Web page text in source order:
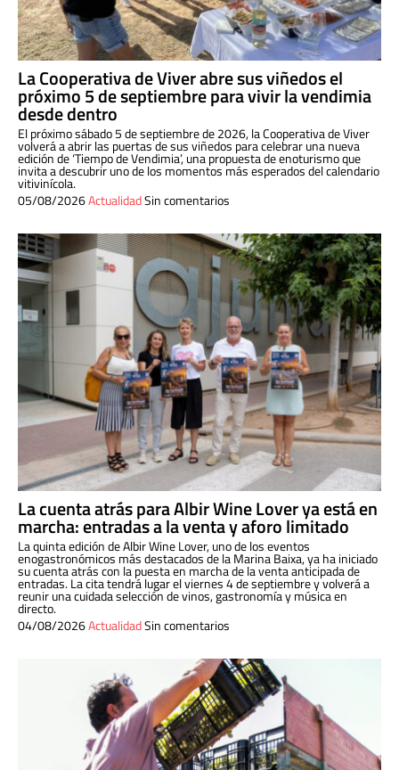
La Cooperativa de Viver abre sus viñedos el
próximo 5 de septiembre para vivir la vendimia
desde dentro
El próximo sábado 5 de septiembre de 2026, la Cooperativa de Viver
volverá a abrir las puertas de sus viñedos para celebrar una nueva
edición de ‘Tiempo de Vendimia’, una propuesta de enoturismo que
invita a descubrir uno de los momentos más esperados del calendario
vitivinícola.
05/08/2026ActualidadSin comentarios
La cuenta atrás para Albir Wine Lover ya está en
marcha: entradas a la venta y aforo limitado
La quinta edición de Albir Wine Lover, uno de los eventos
enogastronómicos más destacados de la Marina Baixa, ya ha iniciado
su cuenta atrás con la puesta en marcha de la venta anticipada de
entradas. La cita tendrá lugar el viernes 4 de septiembre y volverá a
reunir una cuidada selección de vinos, gastronomía y música en
directo.
04/08/2026ActualidadSin comentarios